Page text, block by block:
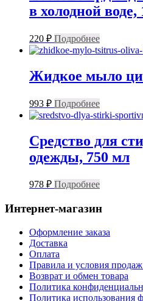
в холодной воде,
220 ₽ Подробнее
Жидкое мыло
993 ₽ Подробнее
Средство для
одежды, 750 мл
978 ₽ Подробнее
Интернет-магазин
Оформление заказа
Доставка
Оплата
Правила и условия
Возврат и обмен товара
Политика
Политика использования